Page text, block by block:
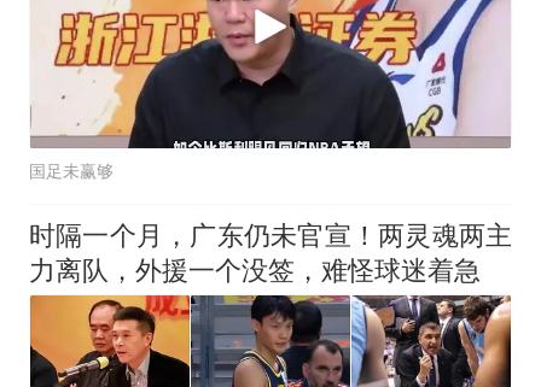
国足未赢够
时隔一个月，广东仍未官宣！两灵魂两主
力离队，外援一个没签，难怪球迷着急